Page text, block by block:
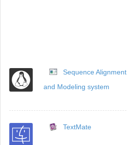
Sequence Alignment
and Modeling system
TextMate